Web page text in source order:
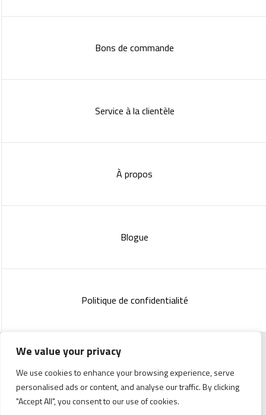
We value your privacy
We use cookies to enhance your browsing experience, serve
personalised ads or content, and analyse our traffic. By clicking
"Accept All", you consent to our use of cookies.
Bons de commande
Service à la clientèle
À propos
Blogue
Politique de confidentialité
Copyright 2023 :Standish Communications& Mélissa
Lachance